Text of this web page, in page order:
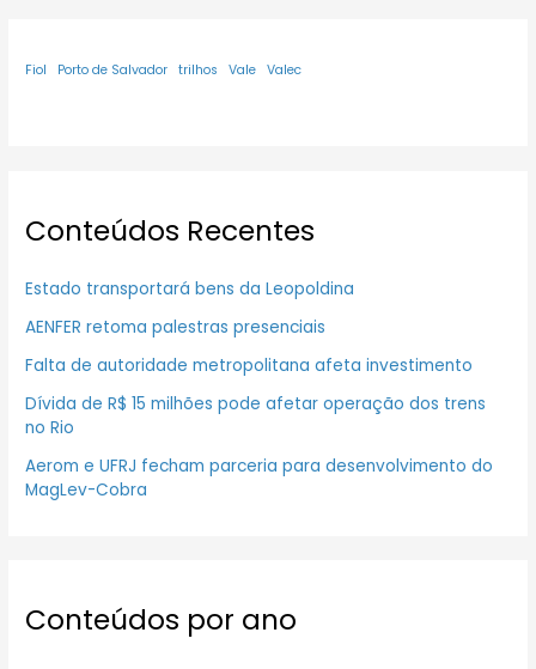
Fiol Porto de Salvador trilhos Vale Valec
Conteúdos Recentes
Estado transportará bens da Leopoldina
AENFER retoma palestras presenciais
Falta de autoridade metropolitana afeta investimento
Dívida de R$ 15 milhões pode afetar operação dos trens
no Rio
Aerom e UFRJ fecham parceria para desenvolvimento do
MagLev-Cobra
Conteúdos por ano